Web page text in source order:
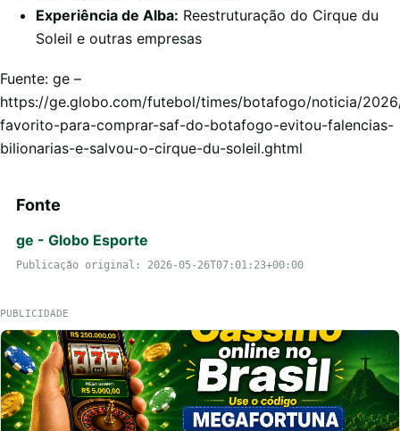
Experiência de Alba: Reestruturação do Cirque du
Soleil e outras empresas
Fuente: ge –
https://ge.globo.com/futebol/times/botafogo/noticia/
favorito-para-comprar-saf-do-botafogo-evitou-falencias-
bilionarias-e-salvou-o-cirque-du-soleil.ghtml
Fonte
ge - Globo Esporte
Publicação original: 2026-05-26T07:01:23+00:00
PUBLICIDADE